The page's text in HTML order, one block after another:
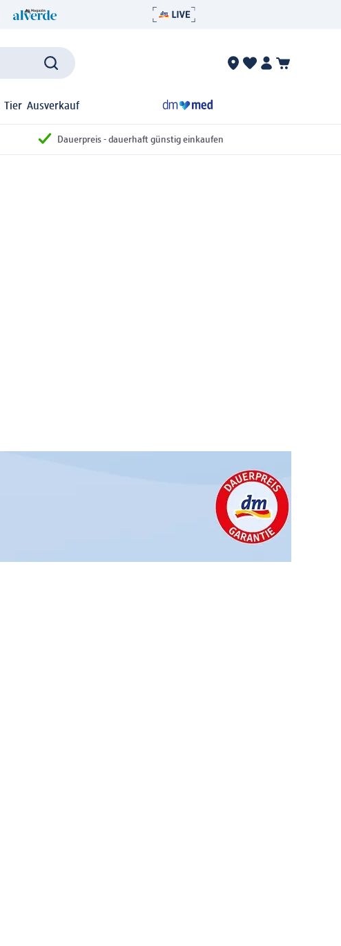
Tier Ausverkauf
Dauerpreis - dauerhaft günstig einkaufen